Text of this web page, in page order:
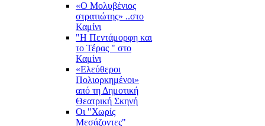
«Ο Μολυβένιος
στρατιώτης» ..στο
Καμίνι
"Η Πεντάμορφη και
το Τέρας " στο
Καμίνι
«Ελεύθεροι
Πολιορκημένοι»
από τη Δημοτική
Θεατρική Σκηνή
Οι "Χωρίς
Μεσάζοντες"